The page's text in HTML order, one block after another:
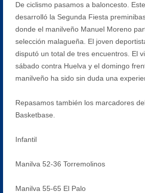
De ciclismo pasamos a baloncesto.
desarrolló la Segunda Fiesta
donde el manilveño Manuel Moreno
selección malagueña. El joven
disputó un total de tres encuentros. El
sábado contra Huelva y el domingo
manilveño ha sido sin duda una
Repasamos también los marcadores
Basketbase.
Infantil
Manilva 52-36 Torremolinos
Manilva 55-65 El Palo